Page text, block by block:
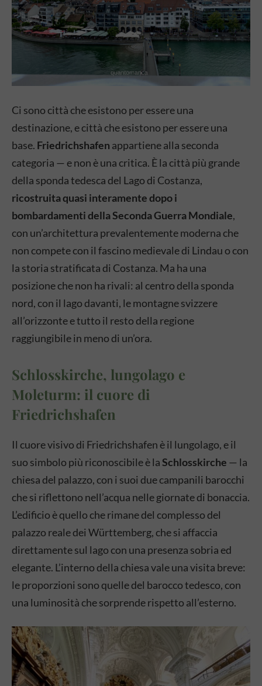
Ci sono città che esistono per essere una
destinazione, e città che esistono per essere una
base. Friedrichshafen appartiene alla seconda
categoria — e non è una critica. È la città più grande
della sponda tedesca del Lago di Costanza,
ricostruita quasi interamente dopo i
bombardamenti della Seconda Guerra Mondiale,
con un’architettura prevalentemente moderna che
non compete con il fascino medievale di Lindau o con
la storia stratificata di Costanza. Ma ha una
posizione che non ha rivali: al centro della sponda
nord, con il lago davanti, le montagne svizzere
all’orizzonte e tutto il resto della regione
raggiungibile in meno di un’ora.
Schlosskirche, lungolago e
Moleturm: il cuore di
Friedrichshafen
Il cuore visivo di Friedrichshafen è il lungolago, e il
suo simbolo più riconoscibile è laSchlosskirche — la
chiesa del palazzo, con i suoi due campanili barocchi
che si riflettono nell’acqua nelle giornate di bonaccia.
L’edificio è quello che rimane del complesso del
palazzo reale dei Württemberg, che si affaccia
direttamente sul lago con una presenza sobria ed
elegante. L’interno della chiesa vale una visita breve:
le proporzioni sono quelle del barocco tedesco, con
una luminosità che sorprende rispetto all’esterno.